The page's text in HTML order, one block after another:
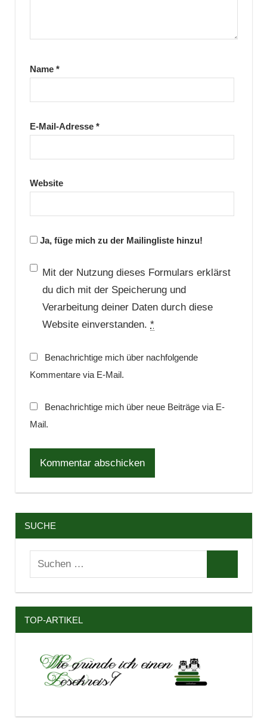
Name *
E-Mail-Adresse *
Website
Ja, füge mich zu der Mailingliste hinzu!
Mit der Nutzung dieses Formulars erklärst
du dich mit der Speicherung und
Verarbeitung deiner Daten durch diese
Website einverstanden. *
Benachrichtige mich über nachfolgende
Kommentare via E-Mail.
Benachrichtige mich über neue Beiträge via E-
Mail.
SUCHE
Suchen
TOP-ARTIKEL